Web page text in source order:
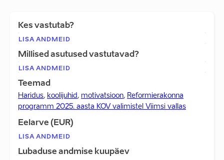
Kes vastutab?
LISA ANDMEID
Millised asutused vastutavad?
LISA ANDMEID
Teemad
Haridus, koolijuhid , motivatsioon, Reformierakonna
programm 2025. aasta KOV valimistel Viimsi vallas
Eelarve (EUR)
LISA ANDMEID
Lubaduse andmise kuupäev